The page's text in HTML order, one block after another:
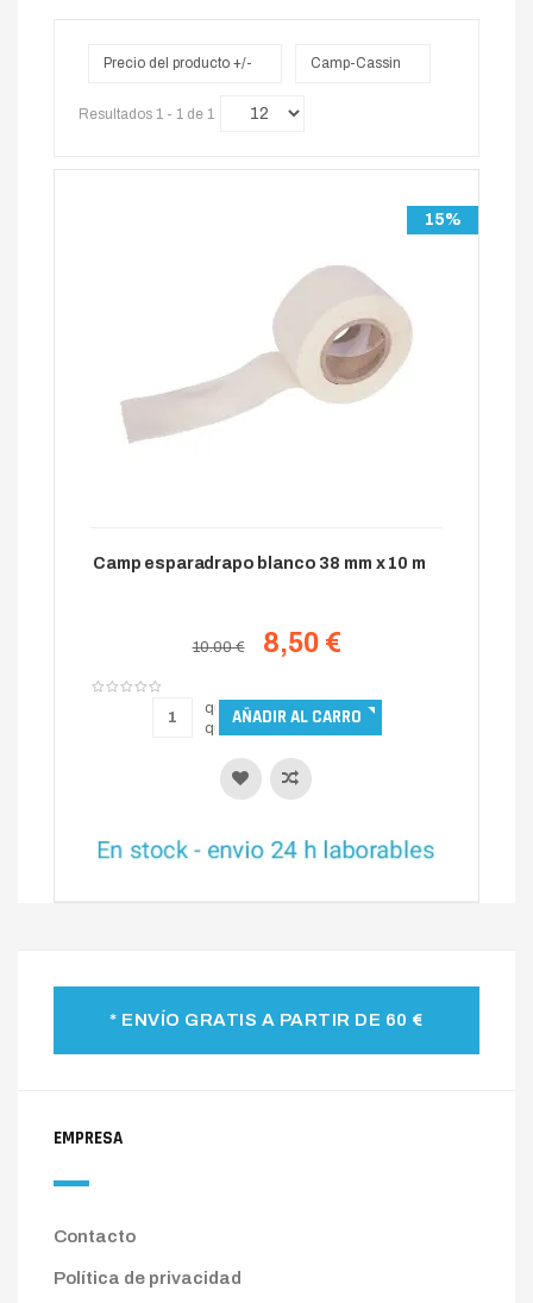
Precio del producto +/- Camp-Cassin
Resultados 1 - 1 de 1
15%
Camp esparadrapo blanco 38 mm x 10 m
10.00 € 8,50 €
* ENVÍO GRATIS A PARTIR DE 60 €
EMPRESA
Contacto
Política de privacidad